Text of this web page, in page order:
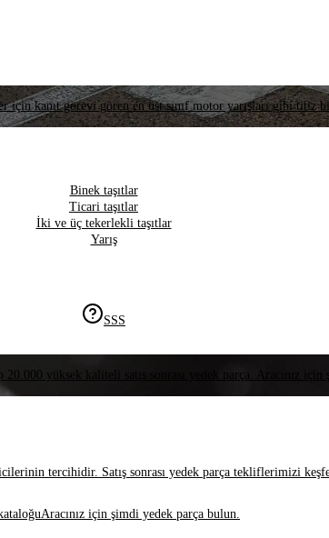
için kanıt görevi gören en üst sınıf motor yarışları gibi titiz
Binek taşıtlar
Ticari taşıtlar
İki ve üç tekerlekli taşıtlar
Yarış
SSS
yüksek kaliteli satış sonrası yedek parça. Aracınız
tercihidir. Satış sonrası yedek parça tekliflerimizi
Aracınız için şimdi yedek parça bulun.